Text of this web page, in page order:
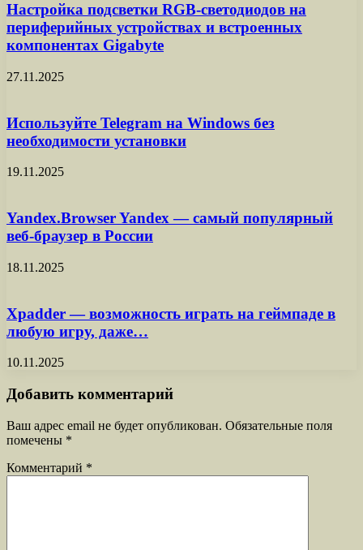
Настройка подсветки RGB-светодиодов на
периферийных устройствах и встроенных
компонентах Gigabyte
27.11.2025
Используйте Telegram на Windows без
необходимости установки
19.11.2025
Yandex.Browser Yandex — самый популярный
веб-браузер в России
18.11.2025
Xpadder — возможность играть на геймпаде в
любую игру, даже…
10.11.2025
Добавить комментарий
Ваш адрес email не будет опубликован. Обязательные поля
помечены *
Комментарий *